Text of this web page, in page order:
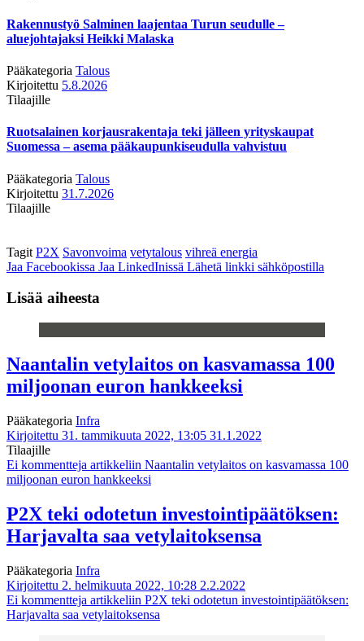
Rakennustyö Salminen laajentaa Turun seudulle –
aluejohtajaksi Heikki Malaska
Pääkategoria Talous
Kirjoitettu 5.8.2026
Tilaajille
Ruotsalainen korjausrakentaja teki jälleen yrityskaupat
Suomessa – asema pääkaupunkiseudulla vahvistuu
Pääkategoria Talous
Kirjoitettu 31.7.2026
Tilaajille
Tagit P2X Savonvoima vetytalous vihreä energia
Jaa Facebookissa Jaa LinkedInissä Lähetä linkki sähköpostilla
Lisää aiheesta
Naantalin vetylaitos on kasvamassa 100
miljoonan euron hankkeeksi
Pääkategoria Infra
Kirjoitettu 31. tammikuuta 2022, 13:05 31.1.2022
Tilaajille
Ei kommentteja artikkeliin Naantalin vetylaitos on kasvamassa 100
miljoonan euron hankkeeksi
P2X teki odotetun investointipäätöksen:
Harjavalta saa vetylaitoksensa
Pääkategoria Infra
Kirjoitettu 2. helmikuuta 2022, 10:28 2.2.2022
Ei kommentteja artikkeliin P2X teki odotetun investointipäätöksen:
Harjavalta saa vetylaitoksensa